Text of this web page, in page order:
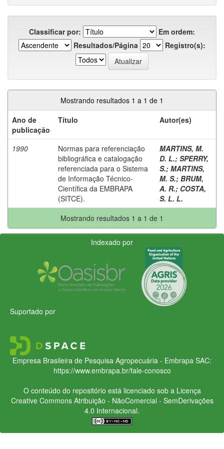
Classificar por:
Em ordem:
Resultados/Página
Registro(s):
Mostrando resultados 1 a 1 de 1
Ano de
publicação
Título Autor(es)
1990
Normas para referenciação
bibliográfica e catalogação
referenciada para o Sistema
de Informação Técnico-
Científica da EMBRAPA
(SITCE).
MARTINS, M.
D. L.; SPERRY,
S.; MARTINS,
M. S.; BRUM,
A. R.; COSTA,
S. L. L.
Mostrando resultados 1 a 1 de 1
Indexado por
Suportado por
Empresa Brasileira de Pesquisa Agropecuária - Embrapa SAC:
https://www.embrapa.br/fale-conosco
O conteúdo do repositório está licenciado sob a Licença
Creative CommonsAtribuição - NãoComercial - SemDerivações
4.0 Internacional.